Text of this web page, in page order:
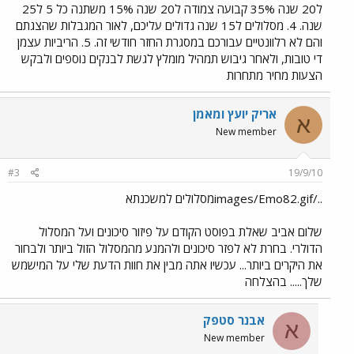
ל20 שנה 35% קבועה צמודה ל20 שנה 15% משתנה כל 5 ל25
שנה. 4. מסלולים ל15 שנה גדולים עליכם, לאור המגבלות שהצגתם
והם לא רלוונטיים עבורכם במסגרת החזר חודשי זה. 5. הריביות עצמן
די טובות, ולאחר גיבוש תמהיל מומלץ לגשת לבנקים נוספים ולבקש
הצעות מחיר מתחרות
א אריק יועץ ומאמן
New member
19/9/10
#3
../images/Emo82.gifמסלולים למשכנתא
שלום אביב שאלת בפוסט הקודם על פיזור סיכונים ועל המסלול
הדולרי. בחרת לא לפזר סיכונים ולהמנע מהמסלול הזול ביותר ולבחור
את היקרים ביותר... עכשיו אתה מבין את חוות הדעת שלי על המישמש
שלך..... בהצלחה
א אבנר סטפק
New member